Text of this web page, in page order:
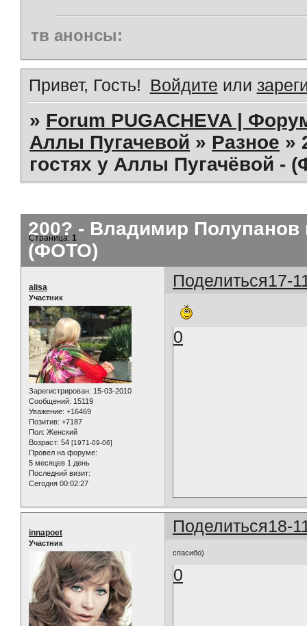
тв анонсы:
Привет, Гость! Войдите или
» Forum PUGACHEVA |
Аллы Пугачевой » Разное »
гостях у Аллы Пугачёвой -
200? - Владимир Полупанов
(ФОТО)
Страница:1
Поделиться17-
alisa
Участник
Зарегистрирован: 15-03-2010
Сообщений: 15119
Уважение: +16469
Позитив: +7187
Пол: Женский
Возраст: 54 [1971-09-06]
Провел на форуме:
5 месяцев 1 день
Последний визит:
Сегодня 00:02:27
0
Поделиться18-
innapoet
Участник
спасибо)
0